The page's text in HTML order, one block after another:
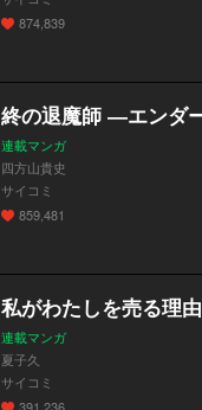
874,839
連載マンガ
四方山貴史
サイコミ
859,481
私がわたしを売る理由
連載マンガ
夏子久
サイコミ